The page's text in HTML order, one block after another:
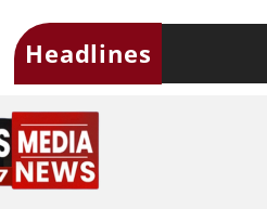
Headlines